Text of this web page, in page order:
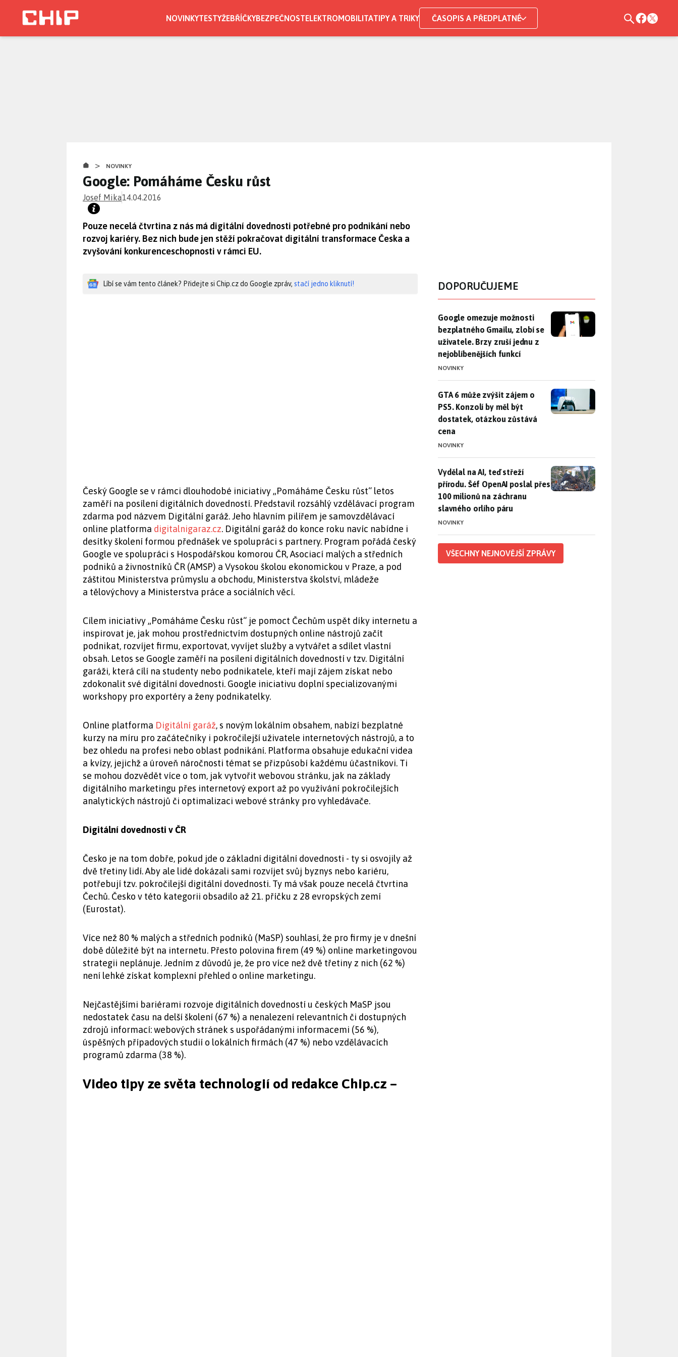
NOVINKYTESTYŽEBŘÍČKYBEZPEČNOSTELEKTROMOBILITATIPY A TRIKY ČASOPIS A PŘEDPLATNÉ
> NOVINKY
Google: Pomáháme Česku růst
Josef Mika14.04.2016
Pouze necelá čtvrtina z nás má digitální dovednosti potřebné pro podnikání nebo
rozvoj kariéry. Bez nich bude jen stěží pokračovat digitální transformace Česka a
zvyšování konkurenceschopnosti v rámci EU.
Líbí se vám tento článek? Přidejte si Chip.cz do Google zpráv, stačí jedno kliknutí!
Český Google se v rámci dlouhodobé iniciativy „Pomáháme Česku růst“ letos
zaměří na posílení digitálních dovedností. Představil rozsáhlý vzdělávací program
zdarma pod názvem Digitální garáž. Jeho hlavním pilířem je samovzdělávací
online platforma digitalnigaraz.cz. Digitální garáž do konce roku navíc nabídne i
desítky školení formou přednášek ve spolupráci s partnery. Program pořádá český
Google ve spolupráci s Hospodářskou komorou ČR, Asociací malých a středních
podniků a živnostníků ČR (AMSP) a Vysokou školou ekonomickou v Praze, a pod
záštitou Ministerstva průmyslu a obchodu, Ministerstva školství, mládeže
a tělovýchovy a Ministerstva práce a sociálních věcí.
Cílem iniciativy „Pomáháme Česku růst“ je pomoct Čechům uspět díky internetu a
inspirovat je, jak mohou prostřednictvím dostupných online nástrojů začít
podnikat, rozvíjet firmu, exportovat, vyvíjet služby a vytvářet a sdílet vlastní
obsah. Letos se Google zaměří na posílení digitálních dovedností v tzv. Digitální
garáži, která cílí na studenty nebo podnikatele, kteří mají zájem získat nebo
zdokonalit své digitální dovednosti. Google iniciativu doplní specializovanými
workshopy pro exportéry a ženy podnikatelky.
Online platforma Digitální garáž, s novým lokálním obsahem, nabízí bezplatné
kurzy na míru pro začátečníky i pokročilejší uživatele internetových nástrojů, a to
bez ohledu na profesi nebo oblast podnikání. Platforma obsahuje edukační videa
a kvízy, jejichž a úroveň náročnosti témat se přizpůsobí každému účastníkovi. Ti
se mohou dozvědět více o tom, jak vytvořit webovou stránku, jak na základy
digitálního marketingu přes internetový export až po využívání pokročilejších
analytických nástrojů či optimalizaci webové stránky pro vyhledávače.
Digitální dovednosti v ČR
Česko je na tom dobře, pokud jde o základní digitální dovednosti - ty si osvojily až
dvě třetiny lidí. Aby ale lidé dokázali sami rozvíjet svůj byznys nebo kariéru,
potřebují tzv. pokročilejší digitální dovednosti. Ty má však pouze necelá čtvrtina
Čechů. Česko v této kategorii obsadilo až 21. příčku z 28 evropských zemí
(Eurostat).
Více než 80 % malých a středních podniků (MaSP) souhlasí, že pro firmy je v dnešní
době důležité být na internetu. Přesto polovina firem (49 %) online marketingovou
strategii neplánuje. Jedním z důvodů je, že pro více než dvě třetiny z nich (62 %)
není lehké získat komplexní přehled o online marketingu.
Nejčastějšími bariérami rozvoje digitálních dovedností u českých MaSP jsou
nedostatek času na delší školení (67 %) a nenalezení relevantních či dostupných
zdrojů informací: webových stránek s uspořádanými informacemi (56 %),
úspěšných případových studií o lokálních firmách (47 %) nebo vzdělávacích
programů zdarma (38 %).
Video tipy ze světa technologií od redakce Chip.cz –
DOPORUČUJEME
Google omezuje možnosti bezplatného Gmailu, zlobí se
Google omezuje možnosti
bezplatného Gmailu, zlobí se
uživatele. Brzy zruší jednu z
nejoblíbenějších funkcí
NOVINKY
GTA 6 může zvýšit zájem o PS5. Konzolí by měl být dostatek,
GTA 6 může zvýšit zájem o
PS5. Konzolí by měl být
dostatek, otázkou zůstává
cena
NOVINKY
Vydělal na AI, teď střeží přírodu. Šéf OpenAI poslal přes 100
Vydělal na AI, teď střeží
přírodu. Šéf OpenAI poslal přes
100 milionů na záchranu
slavného orlího páru
NOVINKY
VŠECHNY NEJNOVĚJŠÍ ZPRÁVY